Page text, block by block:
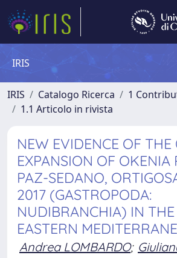
IRIS
IRIS Catalogo Ricerca
1
1.1 Articolo in rivista
NEW EVIDENCE OF THE
EXPANSION OF OKENIA
PAZ-SEDANO,
2017 (GASTROPODA:
NUDIBRANCHIA) IN
EASTERN
Andrea LOMBARDO;